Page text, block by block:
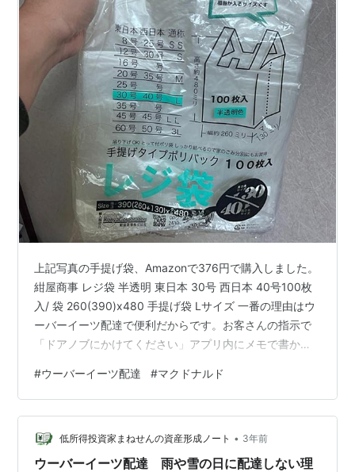
上記写真の手提げ袋、Amazonで376円で購入しました。
紺屋商事 レジ袋 半透明 東日本 30号 西日本 40号100枚
入/ 袋 260(390)x480 手提げ袋 Lサイズ 一番の理由はウ
ーバーイーツ配達で便利だからです。お客さんの指示で
「ドアノブにかけてください」アプリ内にメモで書かれ
に、一方的な指示がナンセンスです。 傾くかも知れない
し、落ちるかも知れないからです。毒舌でいうとバカな
の？と思ってしまいます。玄関前に置くとのが嫌ならお
ぼんでも置いとけと思います。 指示には従いますが、最
近のマクドナルドはビニール入れない事が多いです。 …
#ウーバーイーツ配達 #マクドナルド
低所得投資家まねせんの資産形成ノート • 3年前
ウーバーイーツ配達 雨や雪の日に配達しない理